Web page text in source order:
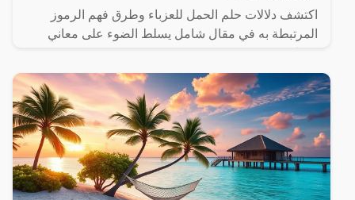
اكتشف دلالات حلم الحمل للعزباء وطرق فهم الرموز
المرتبطة به في مقال شامل يسلط الضوء على معاني